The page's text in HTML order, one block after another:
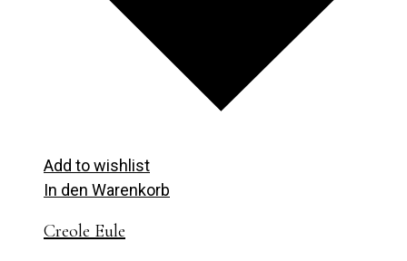
Add to wishlist
In den Warenkorb
Creole Eule